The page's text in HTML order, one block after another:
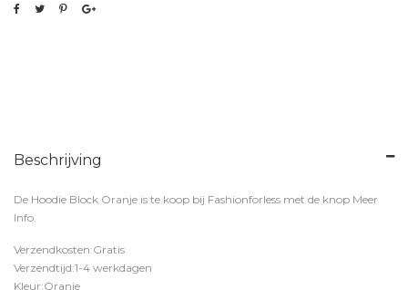
Beschrijving
De Hoodie Block Oranje is te koop bij Fashionforless met de knop Meer
Info.
Verzendkosten:Gratis
Verzendtijd:1-4 werkdagen
Kleur:Oranje